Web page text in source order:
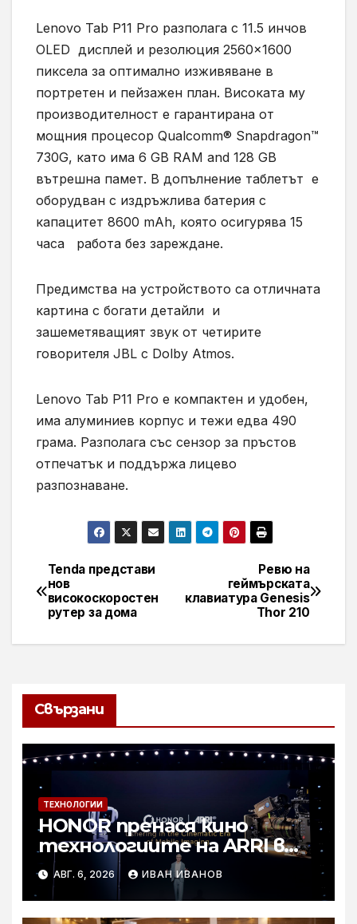
Lenovo Tab P11 Pro разполага с 11.5 инчов
OLED дисплей и резолюция 2560×1600
пиксела за оптимално изживяване в
портретен и пейзажен план. Високата му
производителност е гарантирана от
мощния процесор Qualcomm® Snapdragon™
730G, като има 6 GB RAM and 128 GB
вътрешна памет. В допълнение таблетът е
оборудван с издръжлива батерия с
капацитет 8600 mAh, която осигурява 15
часа работа без зареждане.
Предимства на устройството са отличната
картина с богати детайли и
зашеметяващият звук от четирите
говорителя JBL с Dolby Atmos.
Lenovo Tab P11 Pro е компактен и удобен,
има алуминиев корпус и тежи едва 490
грама. Разполага със сензор за пръстов
отпечатък и поддържа лицево
разпознаване.
Навигация
Ревю на
геймърската
клавиатура Genesis
Thor 210
Tenda представи
нов
високоскоростен
рутер за дома
Свързани
ТЕХНОЛОГИИ
HONOR пренася кино
технологиите на ARRI в
мобилното творчество на
събитието Imaging
Technology Launch
АВГ. 6, 2026 ИВАН ИВАНОВ